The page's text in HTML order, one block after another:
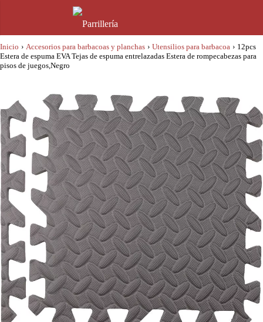
Inicio › Accesorios para barbacoas y planchas › Utensilios para barbacoa › 12pcs
Estera de espuma EVA Tejas de espuma entrelazadas Estera de rompecabezas para
pisos de juegos,Negro